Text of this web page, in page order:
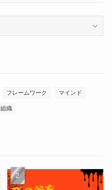
フレームワーク マインド
組織